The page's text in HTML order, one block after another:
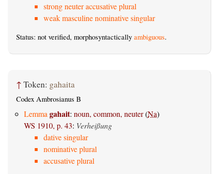
strong neuter accusative plural
weak masculine nominative singular
Status: not verified, morphosyntactically ambiguous.
↑ Token: gahaita
Codex Ambrosianus B
Lemma gahait: noun, common, neuter(Na)
WS 1910, p. 43: Verheißung
dative singular
nominative plural
accusative plural